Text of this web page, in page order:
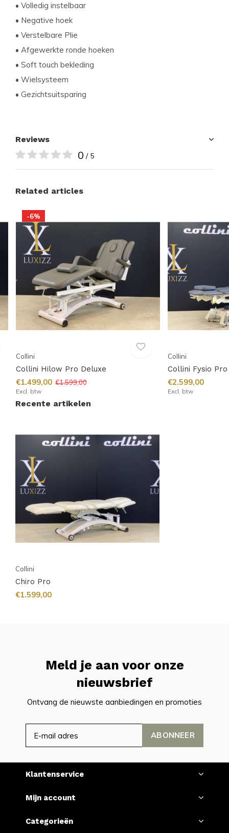
• Volledig instelbaar
• Negative hoek
• Verstelbare Plie
• Afgewerkte ronde hoeken
• Soft touch bekleding
• Wielsysteem
• Gezichtsuitsparing
Reviews
0 / 5
Related articles
-6%
Collini
Collini Hilow Pro Deluxe
€1.499,00 €1.599,00
Excl. btw
Collini
Collini Fysio
€2.599,00
Excl. btw
Recente artikelen
Collini
Chiro Pro
€1.599,00
Meld je aan voor onze
nieuwsbrief
Ontvang de nieuwste aanbiedingen en promoties
ABONNEER
Klantenservice
Mijn account
Categorieën